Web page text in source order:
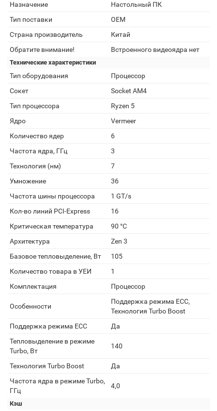
Назначение
Настольный ПК
Тип поставки
OEM
Страна производитель
Китай
Обратите внимание!
Встроенного видеоядра нет
Технические характеристики
Тип оборудования
Процессор
Сокет
Socket AM4
Тип процессора
Ryzen 5
Ядро
Vermeer
Количество ядер
6
Частота ядра, ГГц
3
Технология (нм)
7
Умножение
36
Частота шины процессора
1 GT/s
Кол-во линий PCI-Express
16
Критическая температура
90 °C
Архитектура
Zen 3
Базовое тепловыделение, Вт
105
Количество товара в УЕИ
1
Комплектация
Процессор
Особенности
Поддержка режима ЕСС,
Технология Turbo Boost
Поддержка режима ЕСС
Да
Тепловыделение в режиме
Turbo, Вт
140
Технология Turbo Boost
Да
Частота ядра в режиме Turbo,
ГГц
4,0
Кэш